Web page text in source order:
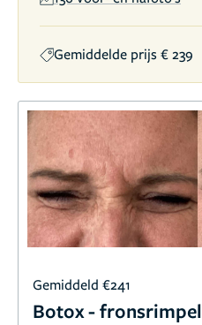
Gemiddelde prijs € 239
Gemiddeld €241
Botox - fronsrimpel